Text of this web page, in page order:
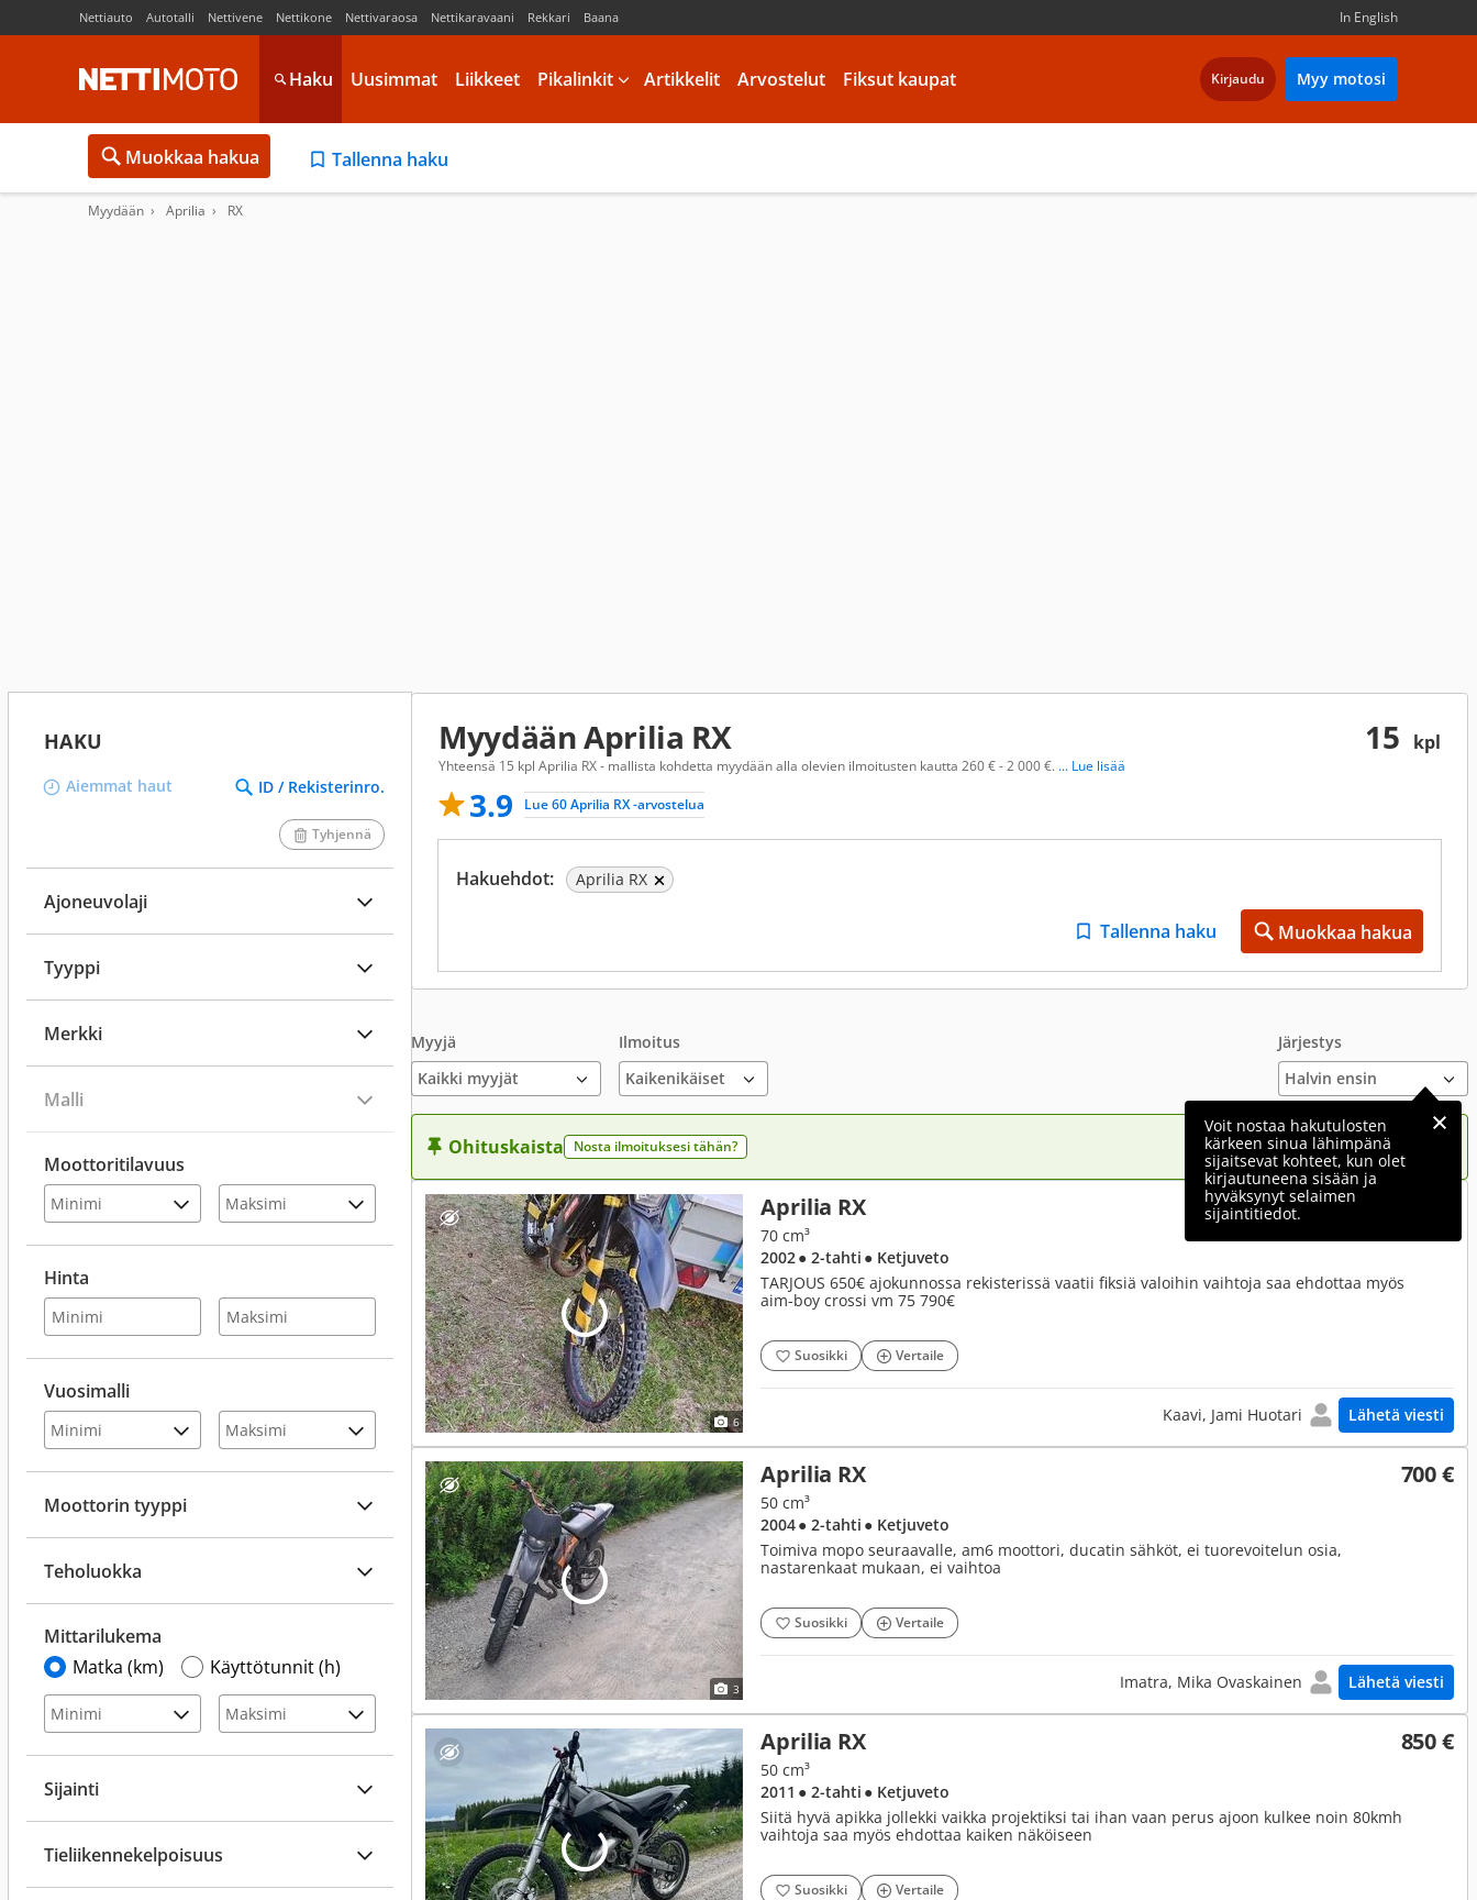
Nettiauto Autotalli Nettivene Nettikone Nettivaraosa Nettikaravaani Rekkari Baana In English
Haku Uusimmat Liikkeet Pikalinkit Artikkelit Arvostelut Fiksut kaupat Kirjaudu Myy motosi
Muokkaa hakua Tallenna haku
Myydään Aprilia RX
HAKU
Aiemmat haut ID / Rekisterinro.
Tyhjennä
Ajoneuvolaji
Tyyppi
Merkki
Malli
Moottoritilavuus
Hinta
Vuosimalli
Moottorin tyyppi
Teholuokka
Mittarilukema
Matka (km)
Käyttötunnit (h)
Sijainti
Tieliikennekelpoisuus
15 kpl
Myydään Aprilia RX
Yhteensä 15 kpl Aprilia RX - mallista kohdetta myydään alla olevien ilmoitusten kautta 260 € - 2 000 €. ... Lue lisää
3.9 Lue 60 Aprilia RX -arvostelua
Hakuehdot: Aprilia RX
Tallenna haku Muokkaa hakua
Myyjä
Kaikki myyjät
Ilmoitus Järjestys
Voit nostaa hakutulosten
kärkeen sinua lähimpänä
sijaitsevat kohteet, kun olet
kirjautuneena sisään ja
hyväksynyt selaimen
sijaintitiedot.
Ohituskaista Nosta ilmoituksesi tähän?
6
Aprilia RX
70 cm³
2002● 2-tahti ● Ketjuveto
TARJOUS 650€ ajokunnossa rekisterissä vaatii fiksiä valoihin vaihtoja saa ehdottaa myös
aim-boy crossi vm 75 790€
Suosikki Vertaile
Kaavi, Jami Huotari Lähetä viesti
3
Aprilia RX 700 €
50 cm³
2004● 2-tahti ● Ketjuveto
Toimiva mopo seuraavalle, am6 moottori, ducatin sähköt, ei tuorevoitelun osia,
nastarenkaat mukaan, ei vaihtoa
Suosikki Vertaile
Imatra, Mika Ovaskainen Lähetä viesti
Aprilia RX 850 €
50 cm³
2011 ● 2-tahti ● Ketjuveto
Siitä hyvä apikka jollekki vaikka projektiksi tai ihan vaan perus ajoon kulkee noin 80kmh
vaihtoja saa myös ehdottaa kaiken näköiseen
Suosikki Vertaile